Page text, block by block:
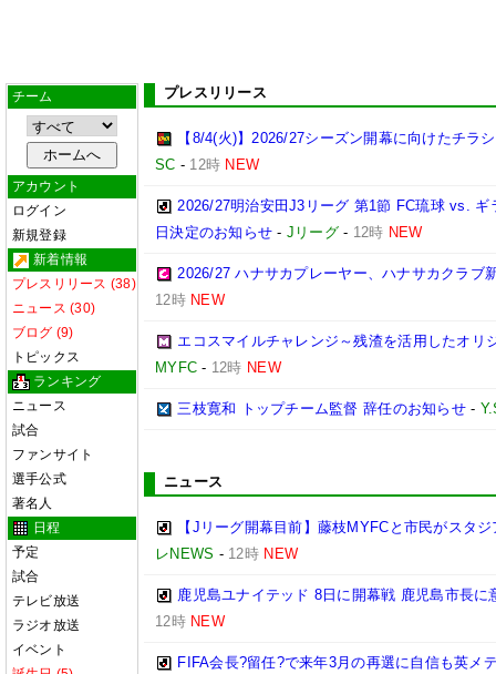
チーム
アカウント
ログイン
新規登録
新着情報
プレスリリース (38)
ニュース (30)
ブログ (9)
トピックス
ランキング
ニュース
試合
ファンサイト
選手公式
著名人
日程
予定
試合
テレビ放送
ラジオ放送
イベント
プレスリリース
【8/4(火)】2026/27シーズン開幕に向けたチラ
SC - 12時 NEW
2026/27明治安田J3リーグ 第1節 FC琉球 vs.
日決定のお知らせ - Jリーグ - 12時 NEW
2026/27 ハナサカプレーヤー、ハナサカクラブ
12時 NEW
エコスマイルチャレンジ～残渣を活用したオリ
MYFC - 12時 NEW
三枝寛和 トップチーム監督 辞任のお知らせ-
ニュース
【Jリーグ開幕目前】藤枝MYFCと市民がスタ
レNEWS - 12時 NEW
鹿児島ユナイテッド 8日に開幕戦 鹿児島市長に
12時 NEW
FIFA会長?留任?で来年3月の再選に自信も英メ